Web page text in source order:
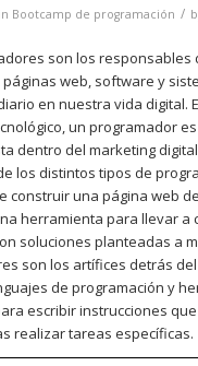
in Bootcamp de programación /
son los responsables
páginas web, software y
en nuestra vida digital.
un programador
dentro del marketing
los distintos tipos de
construir una página web
herramienta para llevar a
soluciones planteadas a
son los artífices detrás
de programación y
escribir instrucciones
realizar tareas específicas.